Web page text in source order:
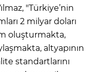
"Türkiye’nin
2 milyar doları
oluşturmakta,
altyapının
standartlarını